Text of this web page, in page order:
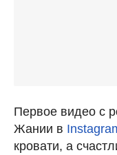
Первое видео с
Жании в
кровати, а